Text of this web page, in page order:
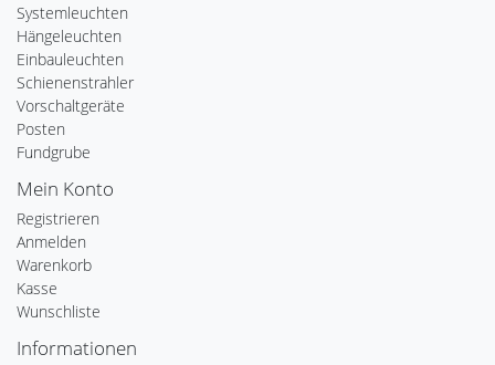
Systemleuchten
Hängeleuchten
Einbauleuchten
Schienenstrahler
Vorschaltgeräte
Posten
Fundgrube
Mein Konto
Registrieren
Anmelden
Warenkorb
Kasse
Wunschliste
Informationen